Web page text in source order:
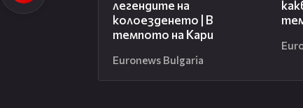
легендите на
колоезденето | В
темпото на Кари
Euronews Bulgaria